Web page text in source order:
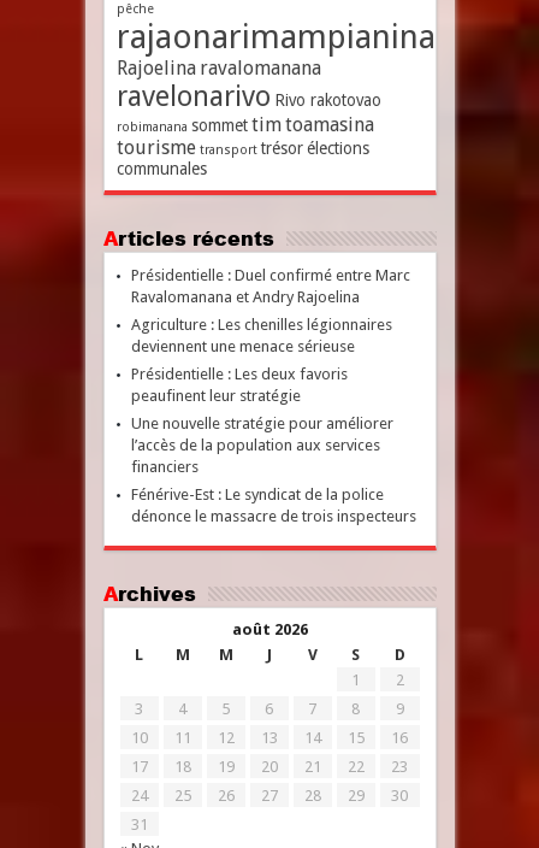
pêche
rajaonarimampianina
Rajoelina ravalomanana
ravelonarivo Rivo rakotovao
robimanana sommet timtoamasina
tourisme transport trésor élections
communales
Articles récents
Présidentielle : Duel confirmé entre Marc
Ravalomanana et Andry Rajoelina
Agriculture : Les chenilles légionnaires
deviennent une menace sérieuse
Présidentielle : Les deux favoris
peaufinent leur stratégie
Une nouvelle stratégie pour améliorer
l’accès de la population aux services
financiers
Fénérive-Est : Le syndicat de la police
dénonce le massacre de trois inspecteurs
Archives
août 2026
L
M M J V S D
1
2
3
4 5 6 7 8
9
10
11 12 13 14 15
16
17
18 19 20 21 22
23
24
25 26 27 28 29
30
31